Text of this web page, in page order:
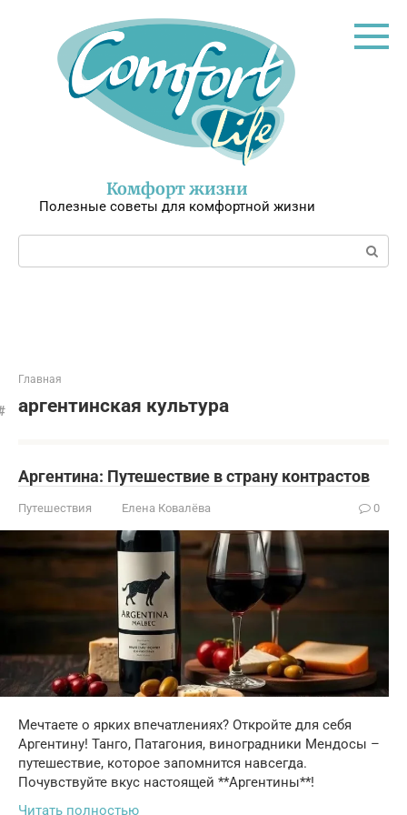
Комфорт жизни
Полезные советы для комфортной жизни
Поиск:
Главная
аргентинская культура
Аргентина: Путешествие в страну контрастов
Путешествия Елена Ковалёва 0
Мечтаете о ярких впечатлениях? Откройте для себя
Аргентину! Танго, Патагония, виноградники Мендосы –
путешествие, которое запомнится навсегда.
Почувствуйте вкус настоящей **Аргентины**!
Читать полностью